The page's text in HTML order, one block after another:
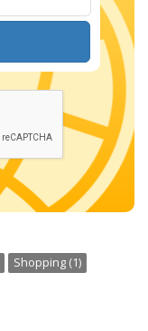
Shopping (1)